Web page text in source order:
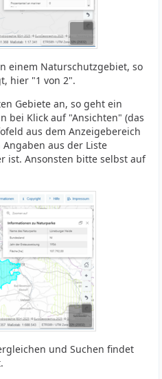
einem Naturschutzgebiet, so
hier "1 von 2".
Gebiete an, so geht ein
bei Klick auf "Ansichten" (das
aus dem Anzeigebereich
aus der Liste
ist. Ansonsten bitte selbst auf
und Suchen findet